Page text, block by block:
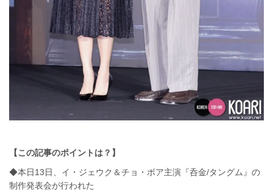
【この記事のポイントは？】
◆本日13日、イ・ジェウク＆チョ・ボア主演『呑金/タングム』の
制作発表会が行われた